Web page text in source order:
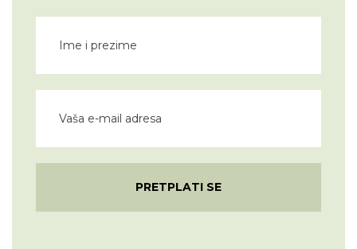
PRETPLATI SE